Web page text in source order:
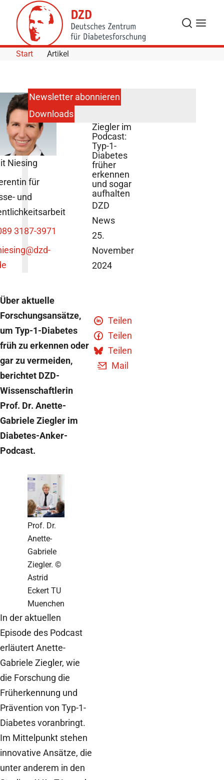
Skip to Content
Suche
Start Artikel
Ziegler im
Podcast:
Typ-1-
Diabetes
früher
erkennen
und sogar
aufhalten
DZD
News
25.
November
2024
Über aktuelle
Forschungsansätze,
um Typ-1-Diabetes
früh zu erkennen oder
gar zu vermeiden,
berichtet DZD-
Wissenschaftlerin
Prof. Dr. Anette-
Gabriele Ziegler im
Diabetes-Anker-
Podcast.
Prof. Dr.
Anette-
Gabriele
Ziegler. ©
Astrid
Eckert TU
Muenchen
In der aktuellen
Episode des Podcast
erläutert Anette-
Gabriele Ziegler, wie
die Forschung die
Früherkennung und
Prävention von Typ-1-
Diabetes voranbringt.
Im Mittelpunkt stehen
innovative Ansätze, die
unter anderem in den
Teilen
Teilen
Teilen
Mail
Niesing
für
und
3187-3971
@dzd-
Newsletter abonnieren
Downloads